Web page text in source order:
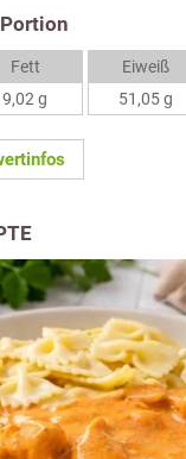
Fett
9,02 g
Eiweiß
51,05 g